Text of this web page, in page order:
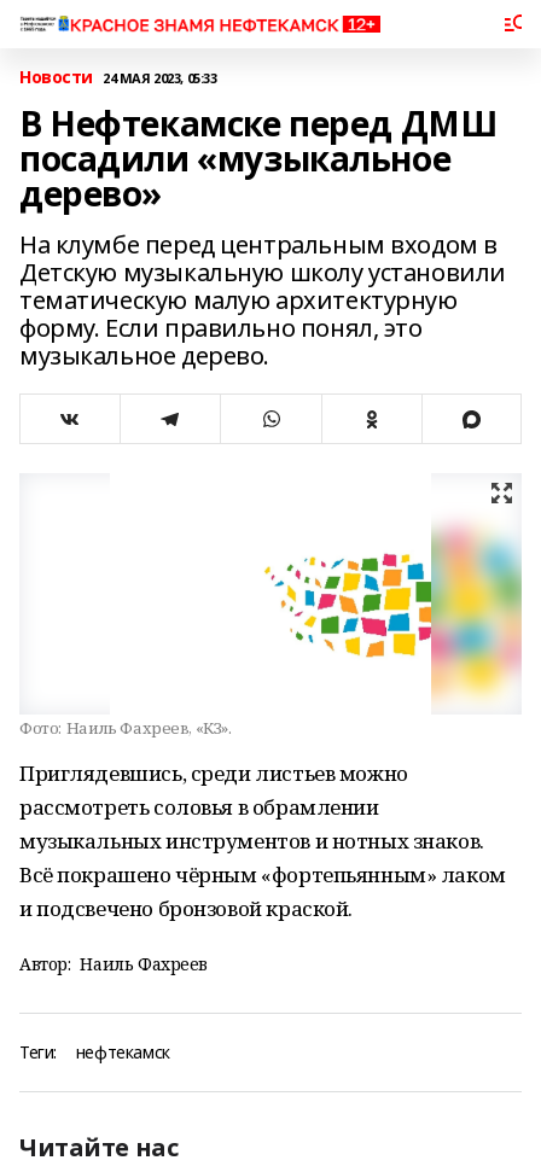
Новости 24 МАЯ 2023, 05:33
В Нефтекамске перед ДМШ
посадили «музыкальное
дерево»
На клумбе перед центральным входом в
Детскую музыкальную школу установили
тематическую малую архитектурную
форму. Если правильно понял, это
музыкальное дерево.
Фото: Наиль Фахреев, «КЗ».
Приглядевшись, среди листьев можно
рассмотреть соловья в обрамлении
музыкальных инструментов и нотных знаков.
Всё покрашено чёрным «фортепьянным» лаком
и подсвечено бронзовой краской.
Автор: Наиль Фахреев
Теги: нефтекамск
Читайте нас